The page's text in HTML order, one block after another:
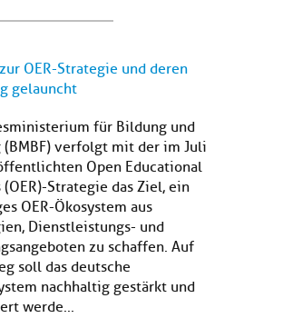
OER-Strategie und deren
gelauncht
für Bildung und
(BMBF) verfolgt mit der im Juli
Open Educational
(OER)-Strategie das Ziel, ein
OER-Ökosystem aus
Dienstleistungs- und
zu schaffen. Auf
soll das deutsche
nachhaltig gestärkt und
werde...